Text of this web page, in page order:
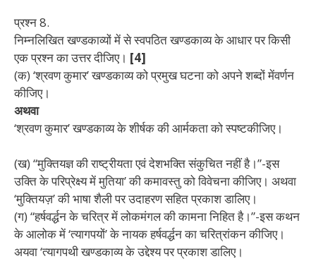
प्रश्न8.
निम्नलिखित खण्डकाव्यों में से स्वपठित खण्डकाव्य के आधार परकिसी
एक प्रश्न का उत्तर दीजिए। [4]
(क) ‘श्रवण कुमार’ खण्डकाव्य को प्रमुख घटना को अपने शब्दों मेंवर्णन
कीजिए।
अथवा
‘श्रवण कुमार’ खण्डकाव्य के शीर्षक की आर्मकता को स्पष्टकीजिए।
(ख) “मुक्तियज्ञ की राष्ट्रीयता एवं देशभक्ति संकुचित नहींहै।”-इस
उक्ति के परिप्रेक्ष्य में मुतिया’ की कमावस्तु कोविवेचना कीजिए। अथवा
‘मुक्तियज़’ की भाषा शैली पर उदाहरण सहित प्रकाश डालिए।
(ग) “हर्षवर्द्धन के चरित्र में लोकमंगल की कामना निहितहै।”-इस कथन
के आलोक में ‘त्यागपयों’ के नायकहर्षवर्द्धन का चरित्रांकन कीजिए।
अयवा ‘त्यागपथी खण्डकाव्य के उद्देश्य पर प्रकाश डालिए।